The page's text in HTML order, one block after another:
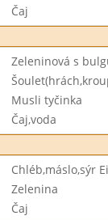
Čaj
Zeleninová s
Musli tyčinka
Čaj,voda
Chléb,máslo,sýr
Zelenina
Čaj